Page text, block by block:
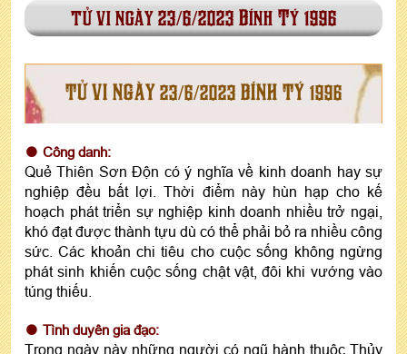
tử vi ngày 23/6/2023 Bính Tý 1996
TỬ VI NGÀY 23/6/2023 BÍNH TÝ 1996
Công danh:
Quẻ Thiên Sơn Độn có ý nghĩa về kinh doanh hay sự
nghiệp đều bất lợi. Thời điểm này hùn hạp cho kế
hoạch phát triển sự nghiệp kinh doanh nhiều trở ngại,
khó đạt được thành tựu dù có thể phải bỏ ra nhiều công
sức. Các khoản chi tiêu cho cuộc sống không ngừng
phát sinh khiến cuộc sống chật vật, đôi khi vướng vào
túng thiếu.
Tình duyên gia đạo:
Trong ngày này những người có ngũ hành thuộc Thủy